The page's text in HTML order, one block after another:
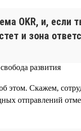
OKR, и, если
и зона
Скажем,
отправлений